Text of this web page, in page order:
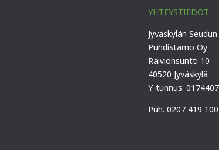
YHTEYSTIEDOT
Jyväskylän Seudun
Puhdistamo Oy
Raivionsuntti 10
40520 Jyväskylä
Y-tunnus:
Puh. 0207 419